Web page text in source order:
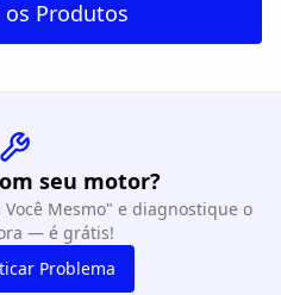
os Produtos
seu motor?
Mesmo" e diagnostique o
— é grátis!
Problema